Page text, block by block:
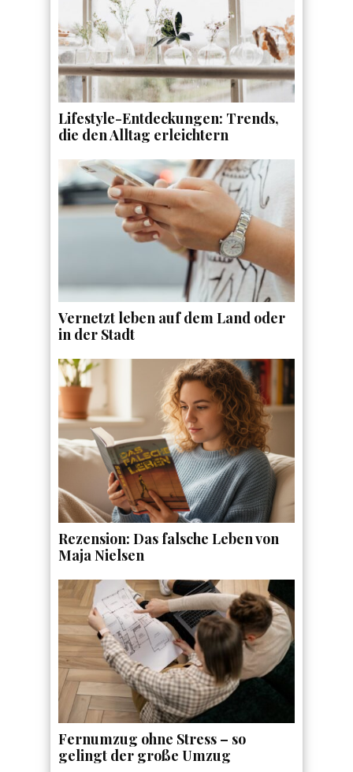
Lifestyle-Entdeckungen: Trends,
die den Alltag erleichtern
Vernetzt leben auf dem Land oder
in der Stadt
Rezension: Das falsche Leben von
Maja Nielsen
Fernumzug ohne Stress – so
gelingt der große Umzug